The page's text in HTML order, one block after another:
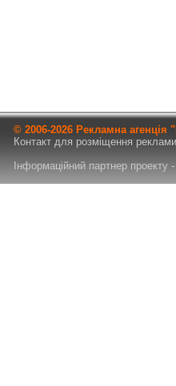
© 2006-2026 Рекламна
Контакт для розміщення
Інформаційний партнер проекту